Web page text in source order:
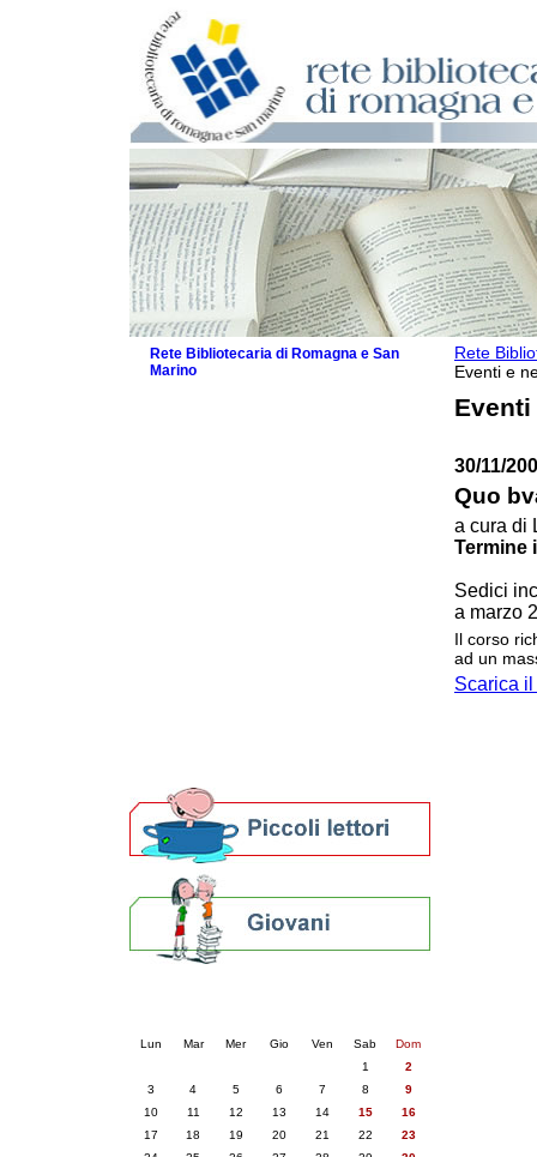
Rete
Eventi e
Eventi
30/11/
Quo
a cura di
Termine
Sedici
a marzo
Il corso
ad un
Scarica
Rete Bibliotecaria di Romagna e San
Marino
Lun Mar Mer Gio Ven Sab
Dom
1
2
3
4 5 6 7 8
9
10
11 12 13 14 15
16
17
18 19 20 21 22
23